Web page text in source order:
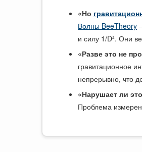
«Но
Волны BeeTheory
и силу 1/D². Они
«Разве это не
гравитационное
непрерывно, что
«Нарушает ли
Проблема